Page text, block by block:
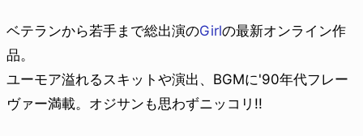
ベテランから若手まで総出演のGirlの最新オンライン作
品。
ユーモア溢れるスキットや演出、BGMに'90年代フレー
ヴァー満載。オジサンも思わずニッコリ!!